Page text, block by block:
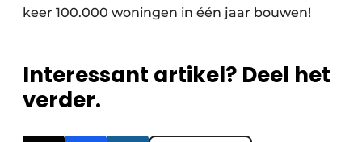
keer 100.000 woningen in één jaar bouwen!
Interessant artikel? Deel het
verder.